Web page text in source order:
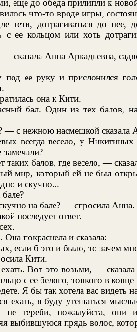
еще до обеда прилипли к
что-то вроде игры,
тети, дотрагиваться до нее,
с ее кольцом или хоть
Анна Аркадьевна,
ее руку и прислонился
она к Кити.
бал. Один из тех балов,
— с нежною насмешкой сказала
всегда весело, у
балов, где весело, —
мир, который ей не был
и скучно...
на бале? — спросила Анна.
последует ответ.
покраснела и сказала:
если б это и было, то зачем
Кити.
Вот это возьми, — сказала
с ее белого, тонкого в конце
Я бы так хотела вас видеть
ехать, я буду утешаться
не тереби, пожалуйста, они
выбившуюся прядь волос,